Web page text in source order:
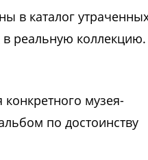
в каталог
в реальную
музея-
по достоинству